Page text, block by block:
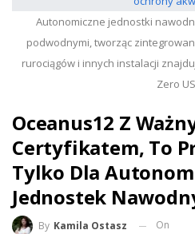
Autonomiczne jednostki
podwodnymi, tworząc
rurociągów i innych instalacji
Zero
Oceanus12 Z
Certyfikatem, To
Tylko Dla
Jednostek
By Kamila Ostasz On